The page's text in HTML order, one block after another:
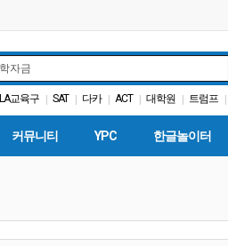
LA교육구 | SAT | 다카 | ACT | 대학원 | 트럼프 |
| 캘리포니아 교육부 | 커먼코어 | 입학원서
커뮤니티 YPC 한글놀이터